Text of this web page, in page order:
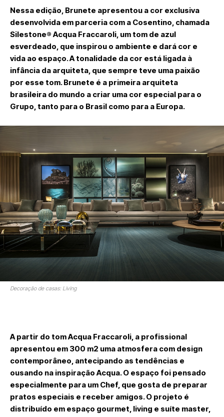
Nessa edição, Brunete apresentou a cor exclusiva
desenvolvida em parceria com a Cosentino, chamada
Silestone® Acqua Fraccaroli, um tom de azul
esverdeado, que inspirou o ambiente e dará cor e
vida ao espaço. A tonalidade da cor está ligada à
infância da arquiteta, que sempre teve uma paixão
por esse tom. Brunete é a primeira arquiteta
brasileira do mundo a criar uma cor especial para o
Grupo, tanto para o Brasil como para a Europa.
Decoração de casas: Living
A partir do tom Acqua Fraccaroli, a profissional
apresentou em 300 m2 uma atmosfera com design
contemporâneo, antecipando as tendências e
ousando na inspiração Acqua. O espaço foi pensado
especialmente para um Chef, que gosta de preparar
pratos especiais e receber amigos. O projeto é
distribuído em espaço gourmet, living e suíte master,